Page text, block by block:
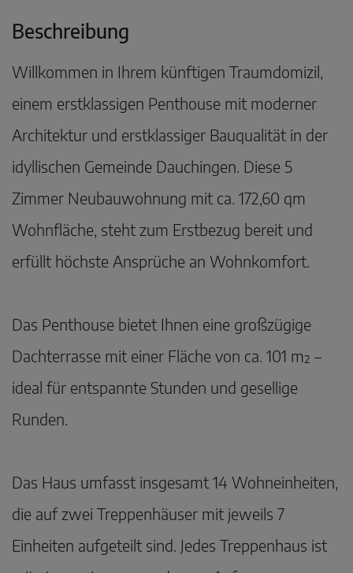
Beschreibung
Willkommen in Ihrem künftigen Traumdomizil,
einem erstklassigen Penthouse mit moderner
Architektur und erstklassiger Bauqualität in der
idyllischen Gemeinde Dauchingen. Diese 5
Zimmer Neubauwohnung mit ca. 172,60 qm
Wohnfläche, steht zum Erstbezug bereit und
erfüllt höchste Ansprüche an Wohnkomfort.
Das Penthouse bietet Ihnen eine großzügige
Dachterrasse mit einer Fläche von ca. 101 m² –
ideal für entspannte Stunden und gesellige
Runden.
Das Haus umfasst insgesamt 14 Wohneinheiten,
die auf zwei Treppenhäuser mit jeweils 7
Einheiten aufgeteilt sind. Jedes Treppenhaus ist